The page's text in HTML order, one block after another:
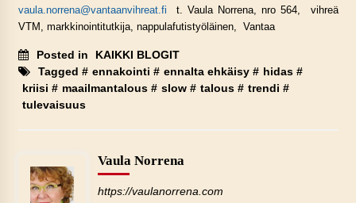
vaula.norrena@vantaanvihreat.fi
t. Vaula Norrena, nro 564, vihreä
VTM, markkinointitutkija, nappulafutistyöläinen, Vantaa
Posted in
KAIKKI BLOGIT
Tagged # ennakointi # ennalta ehkäisy# hidas#
kriisi # maailmantalous# slow# talous# trendi #
tulevaisuus
Vaula Norrena
https://vaulanorrena.com